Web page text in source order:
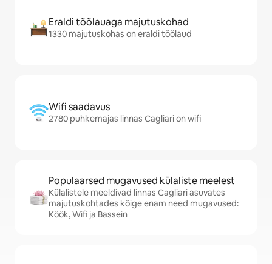
Eraldi töölauaga majutuskohad
1330 majutuskohas on eraldi töölaud
Wifi saadavus
2780 puhkemajas linnas Cagliari on wifi
Populaarsed mugavused külaliste meelest
Külalistele meeldivad linnas Cagliari asuvates
majutuskohtades kõige enam need mugavused:
Köök, Wifi ja Bassein